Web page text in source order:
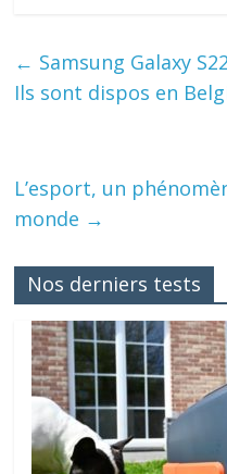
← Samsung Galaxy
Ils sont dispos en
L’esport, un
monde →
Nos derniers tests